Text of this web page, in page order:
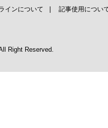
インについて | 記事使用につい
Right Reserved.